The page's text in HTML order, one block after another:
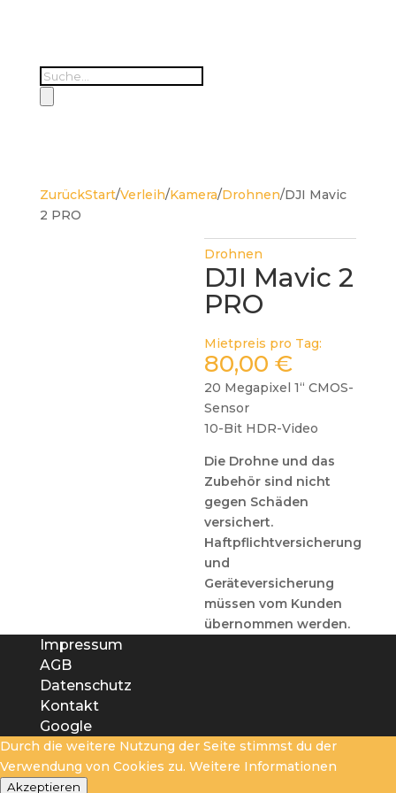
Products
ZurückStart/Verleih/Kamera/Drohnen/DJI Mavic
2 PRO
Drohnen
DJI Mavic 2
PRO
Mietpreis pro Tag:
80,00€
20 Megapixel 1“ CMOS-
Sensor
10-Bit HDR-Video
Die Drohne und das
Zubehör sind nicht
gegen Schäden
versichert.
Haftpflichtversicherung
und
Geräteversicherung
müssen vom Kunden
übernommen werden.
Impressum
AGB
Datenschutz
Kontakt
Google
Durch die weitere Nutzung der Seite stimmst du der
Verwendung von Cookies zu. Weitere Informationen
Akzeptieren